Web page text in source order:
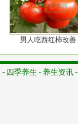
男人吃西红柿改善
- 四季养生 - 养生资讯 -